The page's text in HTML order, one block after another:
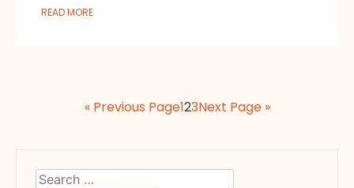
READ MORE
« Previous Page123Next Page »
Search